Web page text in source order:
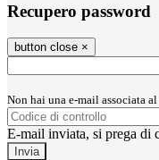
Recupero password
button close ×
Non hai una e-mail associata
E-mail inviata, si prega di